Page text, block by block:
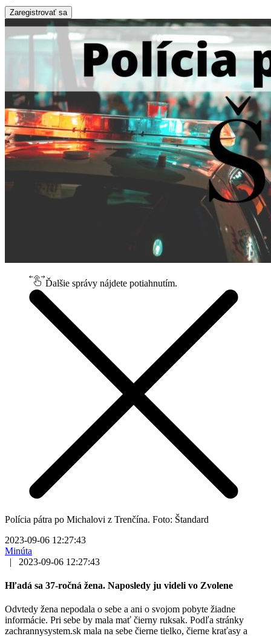
Zaregistrovať sa
Ďalšie správy nájdete potiahnutím.
Polícia pátra po Michalovi z Trenčína. Foto: Štandard
2023-09-06 12:27:43
Minúta
|
2023-09-06 12:27:43
Hľadá sa 37-ročná žena. Naposledy ju videli vo Zvolene
Odvtedy žena nepodala o sebe a ani o svojom pobyte žiadne
informácie. Pri sebe by mala mať čierny ruksak. Podľa stránky
zachrannysystem.sk mala na sebe čierne tielko, čierne kraťasy a